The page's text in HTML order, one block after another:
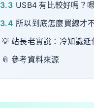
3.3 USB4 有比較好嗎？
3.4 所以到底怎麼買線才
💡 站長老實說：冷知識延
📎 參考資料來源